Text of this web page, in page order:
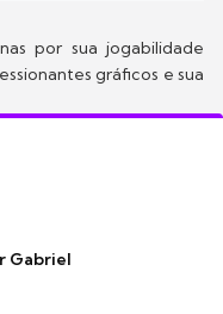
por sua jogabilidade
gráficos e sua
Gabriel